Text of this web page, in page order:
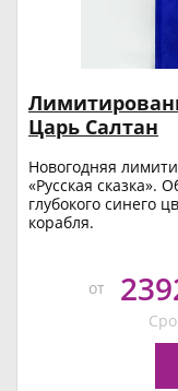
Царь Салтан
Новогодняя
«Русская сказка».
глубокого синего
корабля.
от